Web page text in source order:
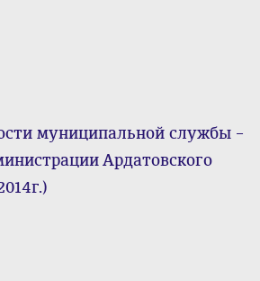
муниципальной службы –
Ардатовского